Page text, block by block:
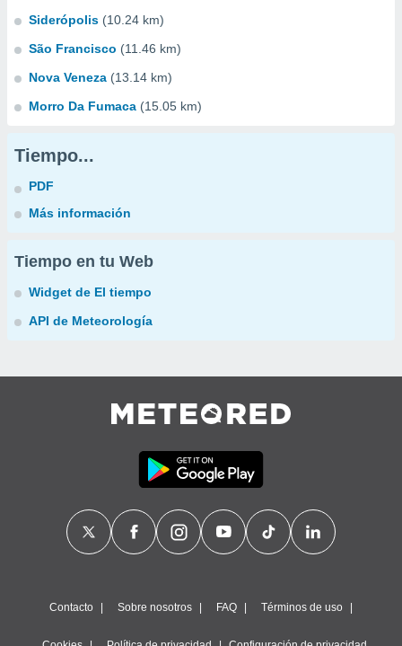
Siderópolis (10.24 km)
São Francisco (11.46 km)
Nova Veneza (13.14 km)
Morro Da Fumaca (15.05 km)
Tiempo...
PDF
Más información
Tiempo en tu Web
Widget de El tiempo
API de Meteorología
Contacto Sobre nosotros FAQ Términos de uso